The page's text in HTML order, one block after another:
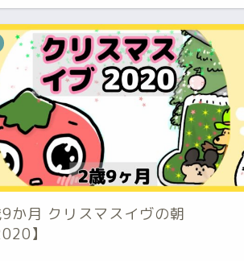
か月 クリスマスイヴの朝
】